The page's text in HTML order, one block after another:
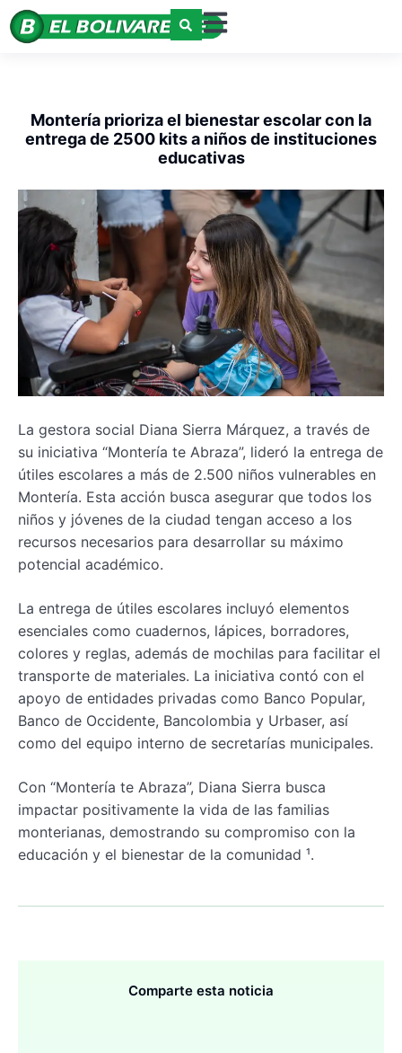
Montería prioriza el bienestar escolar con la
entrega de 2500 kits a niños de instituciones
educativas
La gestora social Diana Sierra Márquez, a través de
su iniciativa “Montería te Abraza”, lideró la entrega de
útiles escolares a más de 2.500 niños vulnerables en
Montería. Esta acción busca asegurar que todos los
niños y jóvenes de la ciudad tengan acceso a los
recursos necesarios para desarrollar su máximo
potencial académico.
La entrega de útiles escolares incluyó elementos
esenciales como cuadernos, lápices, borradores,
colores y reglas, además de mochilas para facilitar el
transporte de materiales. La iniciativa contó con el
apoyo de entidades privadas como Banco Popular,
Banco de Occidente, Bancolombia y Urbaser, así
como del equipo interno de secretarías municipales.
Con “Montería te Abraza”, Diana Sierra busca
impactar positivamente la vida de las familias
monterianas, demostrando su compromiso con la
educación y el bienestar de la comunidad ¹.
Comparte esta noticia